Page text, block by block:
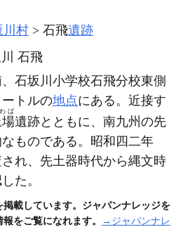
川村 石飛遺跡
石飛
石坂川小学校石飛分校東側
トルの地点にある。近接す
ば
遺跡とともに、南九州の先
ものである。昭和四二年
れ、先土器時代から縄文時
た。
載しています。ジャパンナレッジを
をご覧になれます。
→ジャパンナレ